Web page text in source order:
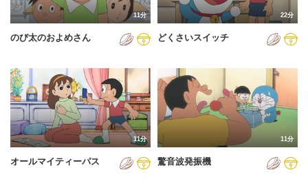
2017年
2019年
2020年
2021年
2022年
11分
のび太のおよめさん
22分
どくさいスイッチ
11分
オールマイティーパス
11分
驚音波発振機